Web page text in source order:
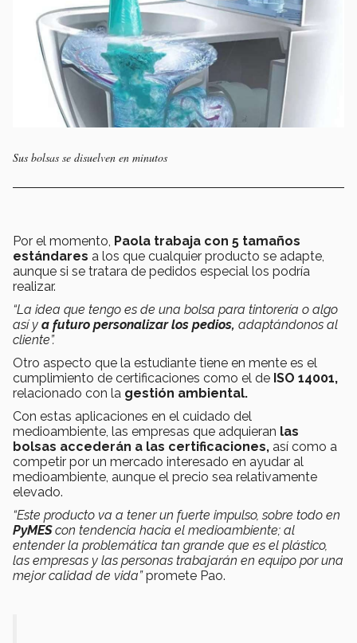
Sus bolsas se disuelven en minutos
Por el momento, Paola trabaja con 5 tamaños
estándares a los que cualquier producto se adapte,
aunque si se tratara de pedidos especial los podría
realizar.
“La idea que tengo es de una bolsa para tintorería o algo
así y a futuro personalizar los pedios, adaptándonos al
cliente”.
Otro aspecto que la estudiante tiene en mente es el
cumplimiento de certificaciones como el de ISO 14001,
relacionado con la gestión ambiental.
Con estas aplicaciones en el cuidado del
medioambiente, las empresas que adquieran las
bolsas accederán a las certificaciones, así como a
competir por un mercado interesado en ayudar al
medioambiente, aunque el precio sea relativamente
elevado.
“Este producto va a tener un fuerte impulso, sobre todo en
PyMEScon tendencia hacia el medioambiente; al
entender la problemática tan grande que es el plástico,
las empresas y las personas trabajarán en equipo por una
mejor calidad de vida”promete Pao.